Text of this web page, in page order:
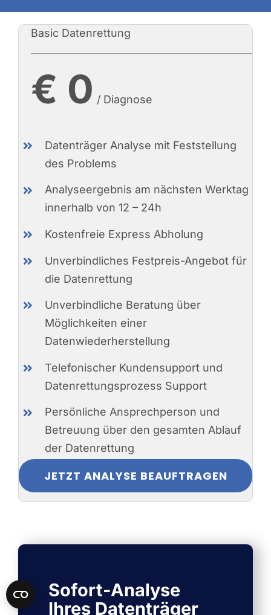
Basic Datenrettung
€ 0 / Diagnose
Datenträger Analyse mit Feststellung
des Problems
Analyseergebnis am nächsten Werktag
innerhalb von 12 – 24h
Kostenfreie Express Abholung
Unverbindliches Festpreis-Angebot für
die Datenrettung
Unverbindliche Beratung über
Möglichkeiten einer
Datenwiederherstellung
Telefonischer Kundensupport und
Datenrettungsprozess Support
Persönliche Ansprechperson und
Betreuung über den gesamten Ablauf
der Datenrettung
JETZT ANALYSE BEAUFTRAGEN
Sofort-Analyse
Ihres Datenträger